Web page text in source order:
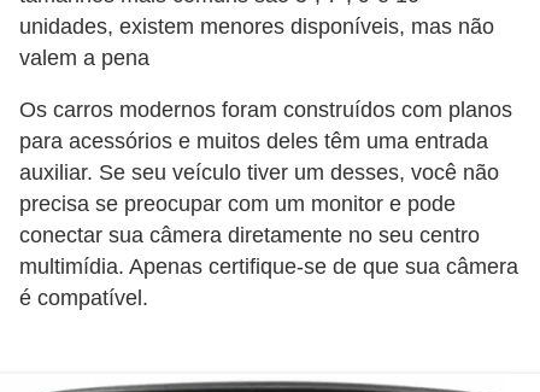
unidades, existem menores disponíveis, mas não
valem a pena
Os carros modernos foram construídos com planos
para acessórios e muitos deles têm uma entrada
auxiliar. Se seu veículo tiver um desses, você não
precisa se preocupar com um monitor e pode
conectar sua câmera diretamente no seu centro
multimídia. Apenas certifique-se de que sua câmera
é compatível.
o
d
a
c
e
s
s
ó